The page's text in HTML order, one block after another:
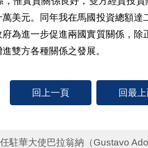
美元。同年我在馬國投資總額
為進一步促進兩國實質關係，
雙方各種關係之發展。
回上一頁 回最
駐華大使巴拉翁納（Gustavo